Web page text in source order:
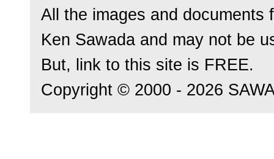
All the images and documents
Ken Sawada and may not be
But, link to this site is FREE.
Copyright © 2000 - 2026